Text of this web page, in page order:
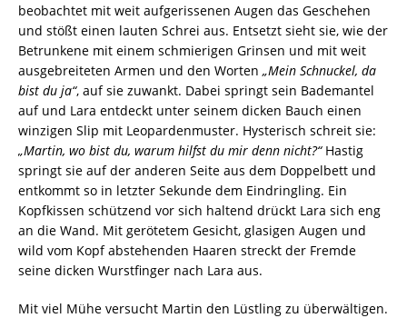
beobachtet mit weit aufgerissenen Augen das Geschehen
und stößt einen lauten Schrei aus. Entsetzt sieht sie, wie der
Betrunkene mit einem schmierigen Grinsen und mit weit
ausgebreiteten Armen und den Worten „Mein Schnuckel, da
bist du ja“, auf sie zuwankt. Dabei springt sein Bademantel
auf und Lara entdeckt unter seinem dicken Bauch einen
winzigen Slip mit Leopardenmuster. Hysterisch schreit sie:
„Martin, wo bist du, warum hilfst du mir denn nicht?“Hastig
springt sie auf der anderen Seite aus dem Doppelbett und
entkommt so in letzter Sekunde dem Eindringling. Ein
Kopfkissen schützend vor sich haltend drückt Lara sich eng
an die Wand. Mit gerötetem Gesicht, glasigen Augen und
wild vom Kopf abstehenden Haaren streckt der Fremde
seine dicken Wurstfinger nach Lara aus.
Mit viel Mühe versucht Martin den Lüstling zu überwältigen.